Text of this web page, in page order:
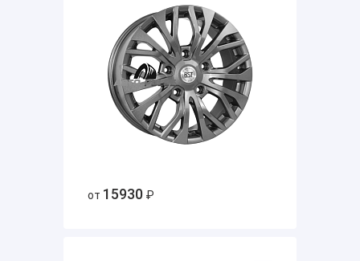
от 15930 ₽